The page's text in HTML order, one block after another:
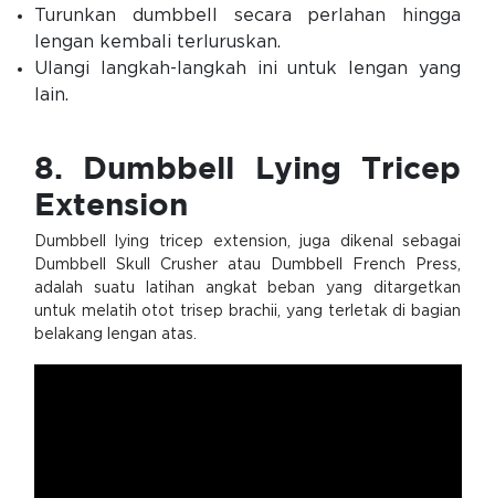
Turunkan dumbbell secara perlahan hingga
lengan kembali terluruskan.
Ulangi langkah-langkah ini untuk lengan yang
lain.
8. Dumbbell Lying Tricep
Extension
Dumbbell lying tricep extension, juga dikenal sebagai
Dumbbell Skull Crusher atau Dumbbell French Press,
adalah suatu latihan angkat beban yang ditargetkan
untuk melatih otot trisep brachii, yang terletak di bagian
belakang lengan atas.